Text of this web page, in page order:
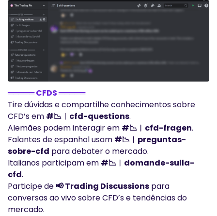
═════ CFDS ═════
Tire dúvidas e compartilhe conhecimentos sobre
CFD’s em #📉︱cfd-questions.
Alemães podem interagir em #📉︱cfd-fragen.
Falantes de espanhol usam #📉︱preguntas-
sobre-cfd para debater o mercado.
Italianos participam em #📉︱domande-sulla-
cfd.
Participe de 📢 Trading Discussions para
conversas ao vivo sobre CFD’s e tendências do
mercado.